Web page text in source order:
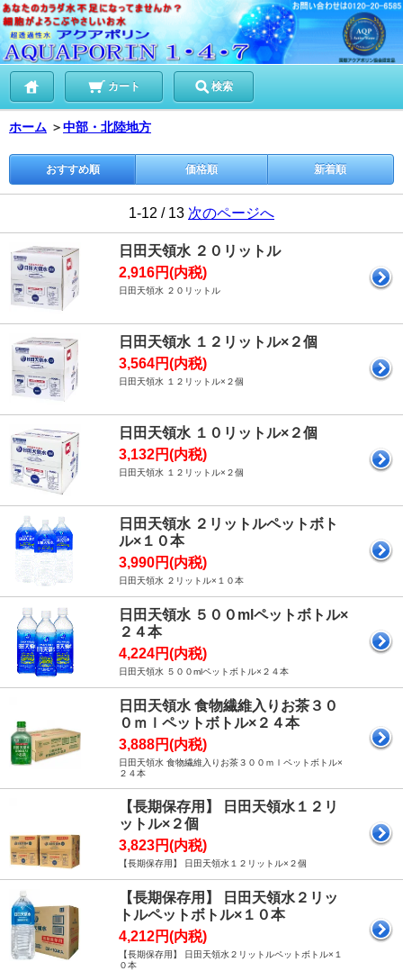
カート 検索
ホーム ＞中部・北陸地方
おすすめ順 価格順 新着順
1-12 / 13 次のページへ
日田天領水 ２０リットル
2,916円(内税)
日田天領水 ２０リットル
日田天領水 １２リットル×２個
3,564円(内税)
日田天領水 １２リットル×２個
日田天領水 １０リットル×２個
3,132円(内税)
日田天領水 １２リットル×２個
日田天領水 ２リットルペットボト
ル×１０本
3,990円(内税)
日田天領水 ２リットル×１０本
日田天領水 ５００mlペットボトル×
２４本
4,224円(内税)
日田天領水 ５００mlペットボトル×２４本
日田天領水 食物繊維入りお茶３０
０ｍｌペットボトル×２４本
3,888円(内税)
日田天領水 食物繊維入りお茶３００ｍｌペットボトル×
２４本
【長期保存用】 日田天領水１２リ
ットル×２個
3,823円(内税)
【長期保存用】 日田天領水１２リットル×２個
【長期保存用】 日田天領水２リッ
トルペットボトル×１０本
4,212円(内税)
【長期保存用】 日田天領水２リットルペットボトル×１
０本